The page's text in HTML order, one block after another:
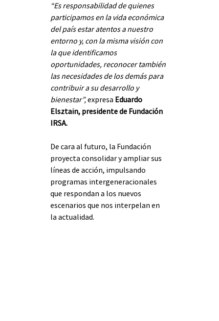
“Es responsabilidad de quienes
participamos en la vida económica
del país estar atentos a nuestro
entorno y, con la misma visión con
la que identificamos
oportunidades, reconocer también
las necesidades de los demás para
contribuir a su desarrollo y
bienestar”, expresa Eduardo
Elsztain, presidente de Fundación
IRSA.
De cara al futuro, la Fundación
proyecta consolidar y ampliar sus
líneas de acción, impulsando
programas intergeneracionales
que respondan a los nuevos
escenarios que nos interpelan en
la actualidad.